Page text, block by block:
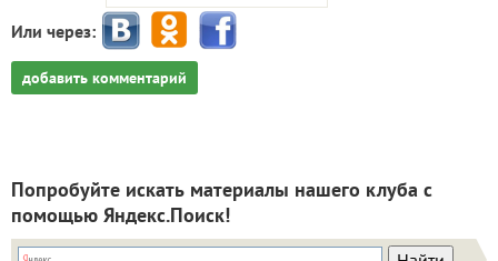
Или через:
добавить комментарий
Попробуйте искать материалы нашего клуба с
помощью Яндекс.Поиск!